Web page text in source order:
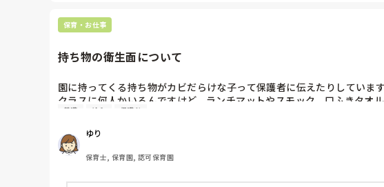
保育・お仕事
持ち物の衛生面について
園に持ってくる持ち物がカビだらけな子って保護者に伝えたりしていま
クラスに何人かいるんですけど、ランチマットやスモック、口ふきタ
何年か前は水筒はこちらでハイター漬けしてあげたりしていましたが、
そのままにするべきなのか、保護者に伝えるべきなのか…
伝えづらい内容でもあるので、伝える場合言い方にも迷ってしまいます。
同じような方いますか？
養護 給食 保護者
ゆり
保育士, 保育園, 認可保育園